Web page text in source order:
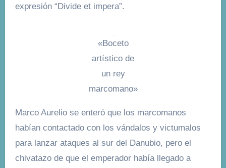
expresión “Divide et impera”.
«Boceto
artístico de
un rey
marcomano»
Marco Aurelio se enteró que los marcomanos
habían contactado con los vándalos y victumalos
para lanzar ataques al sur del Danubio, pero el
chivatazo de que el emperador había llegado a